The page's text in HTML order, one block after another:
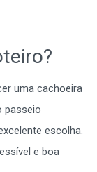
uma cachoeira
passeio
escolha.
e boa